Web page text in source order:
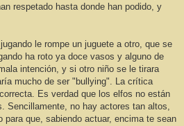
respetado hasta donde han podido, y
le rompe un juguete a otro, que se
ha roto ya doce vasos y alguno de
intención, y si otro niño se le tirara
mucho de ser "bullying". La crítica
Es verdad que los elfos no están
Sencillamente, no hay actores tan altos,
que, sabiendo actuar, encima te sean